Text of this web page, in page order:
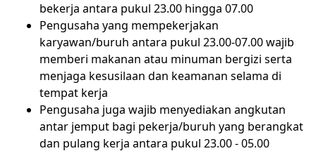
bekerja antara pukul 23.00 hingga 07.00
Pengusaha yang mempekerjakan
karyawan/buruh antara pukul 23.00-07.00 wajib
memberi makanan atau minuman bergizi serta
menjaga kesusilaan dan keamanan selama di
tempat kerja
Pengusaha juga wajib menyediakan angkutan
antar jemput bagi pekerja/buruh yang berangkat
dan pulang kerja antara pukul 23.00 - 05.00